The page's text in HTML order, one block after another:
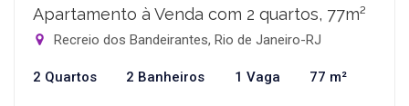
Apartamento à Venda com 2 quartos, 77m²
Recreio dos Bandeirantes, Rio de Janeiro-RJ
2 Quartos 2 Banheiros 1 Vaga 77 m²